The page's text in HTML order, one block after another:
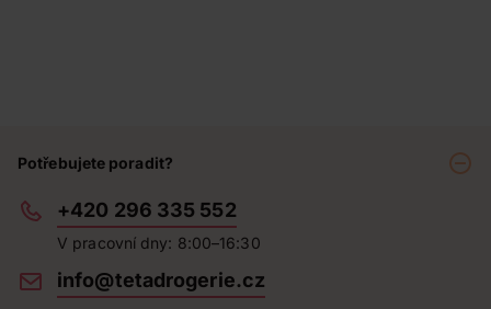
Potřebujete poradit?
+420 296 335 552
V pracovní dny: 8:00–16:30
info@tetadrogerie.cz